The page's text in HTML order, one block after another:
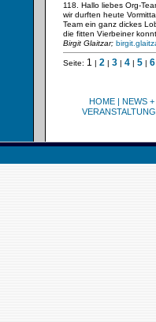
118. Hallo liebes Org-
wir durften heute
Team ein ganz dickes
die fitten Vierbeiner
Birgit Glaitzar;
Seite: 1 | 2 | 3 | 4 | 5 | 6
HOME| NEWS